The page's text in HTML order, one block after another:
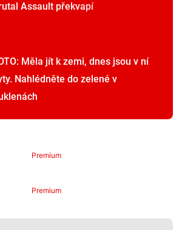
Assault překvapí
Měla jít k zemi, dnes jsou v ní
Nahlédněte do zelené v
Premium
Premium